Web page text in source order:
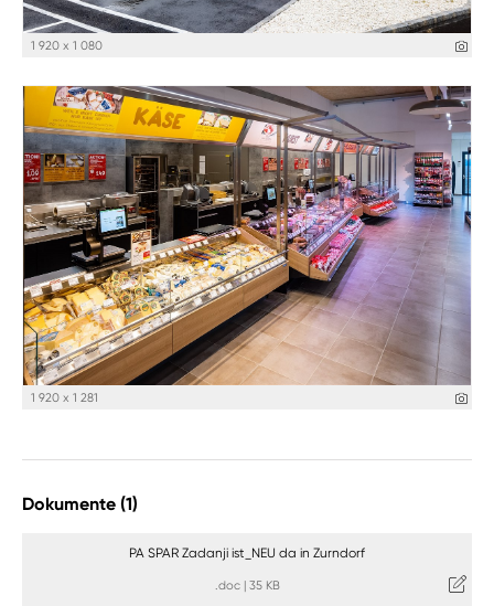
1 920 x 1 080
1 920 x 1 281
Dokumente (1)
PA SPAR Zadanji ist_NEU da in Zurndorf
.doc| 35 KB